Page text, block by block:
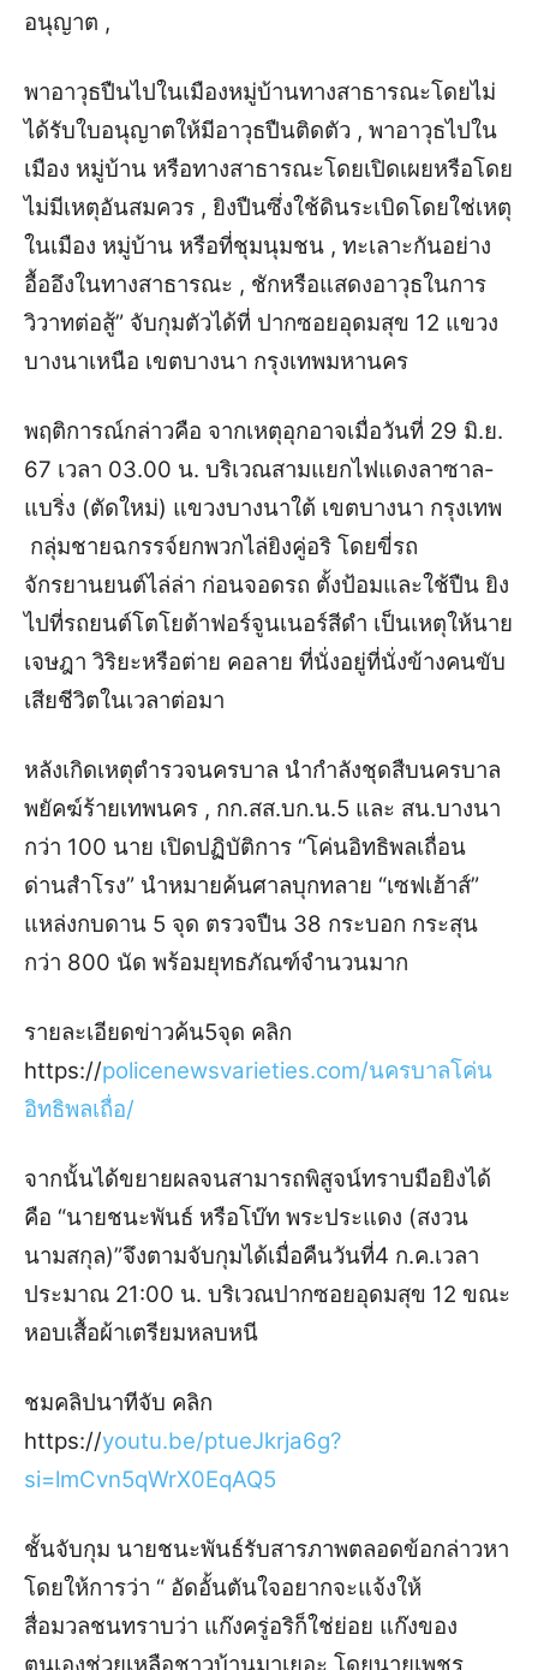
อนุญาต ,
พาอาวุธปืนไปในเมืองหมู่บ้านทางสาธารณะโดยไม่
ได้รับใบอนุญาตให้มีอาวุธปืนติดตัว , พาอาวุธไปใน
เมือง หมู่บ้าน หรือทางสาธารณะโดยเปิดเผยหรือโดย
ไม่มีเหตุอันสมควร , ยิงปืนซึ่งใช้ดินระเบิดโดยใช่เหตุ
ในเมือง หมู่บ้าน หรือที่ชุมนุมชน , ทะเลาะกันอย่าง
อื้ออึงในทางสาธารณะ , ชักหรือแสดงอาวุธในการ
วิวาทต่อสู้” จับกุมตัวได้ที่ ปากซอยอุดมสุข 12 แขวง
บางนาเหนือ เขตบางนา กรุงเทพมหานคร
พฤติการณ์กล่าวคือ จากเหตุอุกอาจเมื่อวันที่ 29 มิ.ย.
67 เวลา 03.00 น. บริเวณสามแยกไฟแดงลาซาล-
แบริ่ง (ตัดใหม่) แขวงบางนาใต้ เขตบางนา กรุงเทพ
กลุ่มชายฉกรรจ์ยกพวกไล่ยิงคู่อริ โดยขี่รถ
จักรยานยนต์ไล่ล่า ก่อนจอดรถ ตั้งป้อมและใช้ปืน ยิง
ไปที่รถยนต์โตโยต้าฟอร์จูนเนอร์สีดำ เป็นเหตุให้นาย
เจษฎา วิริยะหรือต่าย คอลาย ที่นั่งอยู่ที่นั่งข้างคนขับ
เสียชีวิตในเวลาต่อมา
หลังเกิดเหตุตำรวจนครบาล นำกำลังชุดสืบนครบาล
พยัคฆ์ร้ายเทพนคร , กก.สส.บก.น.5 และ สน.บางนา
กว่า 100 นาย เปิดปฏิบัติการ “โค่นอิทธิพลเถื่อน
ด่านสำโรง” นำหมายค้นศาลบุกทลาย “เซฟเฮ้าส์”
แหล่งกบดาน 5 จุด ตรวจปืน 38 กระบอก กระสุน
กว่า 800 นัด พร้อมยุทธภัณฑ์จำนวนมาก
รายละเอียดข่าวค้น5จุด คลิก
https://policenewsvarieties.com/นครบาลโค่น
อิทธิพลเถื่อ/
จากนั้นได้ขยายผลจนสามารถพิสูจน์ทราบมือยิงได้
คือ “นายชนะพันธ์ หรือโบ๊ท พระประแดง (สงวน
นามสกุล)”จึงตามจับกุมได้เมื่อคืนวันที่4 ก.ค.เวลา
ประมาณ 21:00 น. บริเวณปากซอยอุดมสุข 12 ขณะ
หอบเสื้อผ้าเตรียมหลบหนี
ชมคลิปนาทีจับ คลิก
https://youtu.be/ptueJkrja6g?
si=lmCvn5qWrX0EqAQ5
ชั้นจับกุม นายชนะพันธ์รับสารภาพตลอดข้อกล่าวหา
โดยให้การว่า “ อัดอั้นตันใจอยากจะแจ้งให้
สื่อมวลชนทราบว่า แก๊งครู่อริก็ใช่ย่อย แก๊งของ